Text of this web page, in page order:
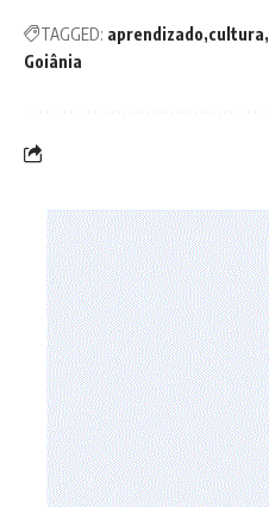
TAGGED: aprendizado cultura
Goiânia